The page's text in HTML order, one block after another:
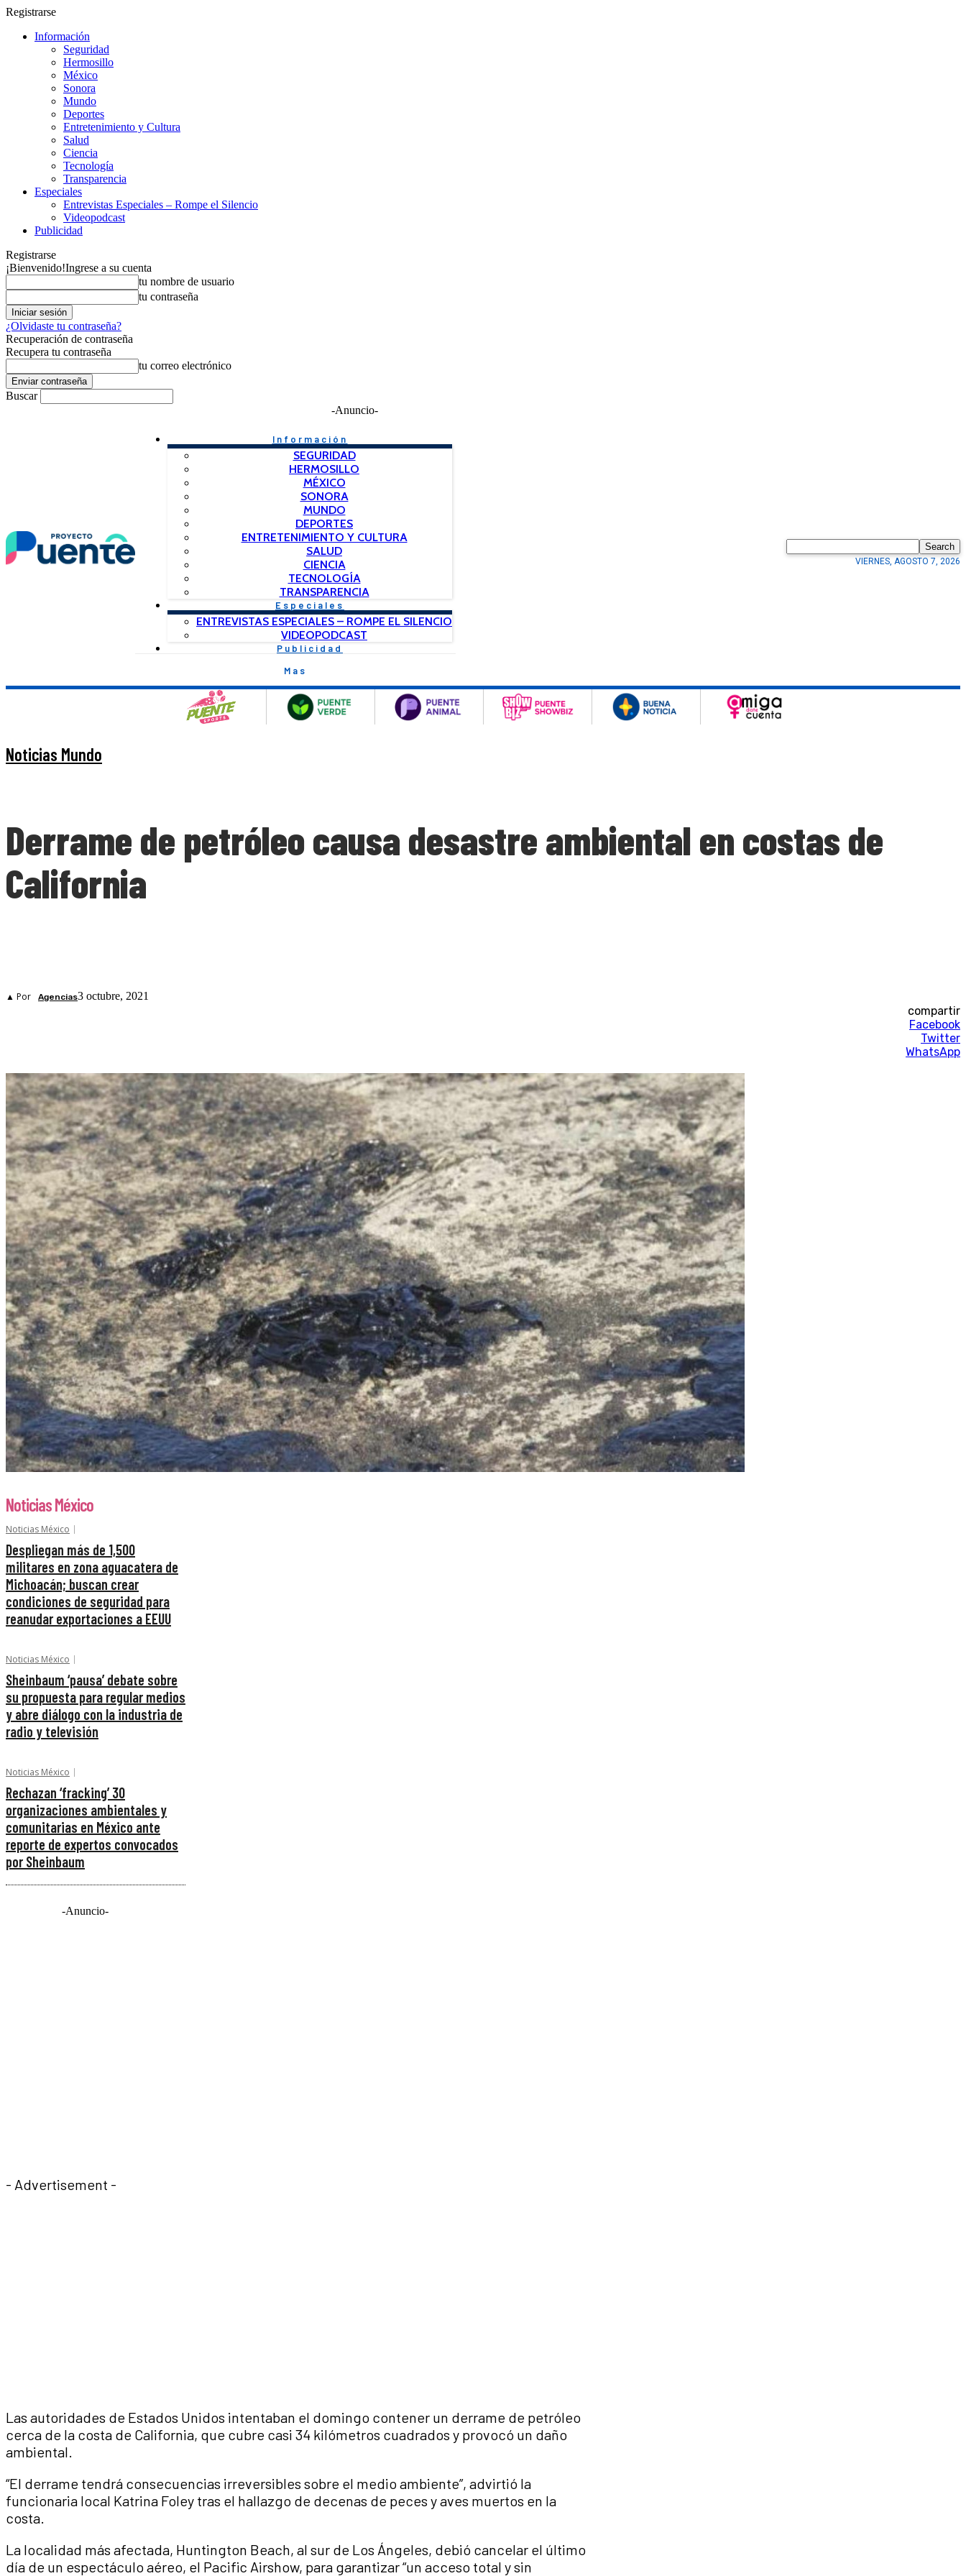
Registrarse
Información
Seguridad
Hermosillo
México
Sonora
Mundo
Deportes
Entretenimiento y Cultura
Salud
Ciencia
Tecnología
Transparencia
Especiales
Entrevistas Especiales – Rompe el Silencio
Videopodcast
Publicidad
Registrarse
¡Bienvenido!Ingrese a su cuenta
tu nombre de usuario
tu contraseña
¿Olvidaste tu contraseña?
Recuperación de contraseña
Recupera tu contraseña
tu correo electrónico
Buscar
-Anuncio-
Información
SEGURIDAD
HERMOSILLO
MÉXICO
SONORA
MUNDO
DEPORTES
ENTRETENIMIENTO Y CULTURA
SALUD
CIENCIA
TECNOLOGÍA
TRANSPARENCIA
Especiales
ENTREVISTAS ESPECIALES – ROMPE EL SILENCIO
VIDEOPODCAST
Publicidad
Mas
Search
VIERNES, AGOSTO 7, 2026
Noticias Mundo
Derrame de petróleo causa desastre ambiental en costas de
California
▲ Por Agencias3 octubre, 2021
compartir
Facebook
Twitter
WhatsApp
Noticias México
Noticias México
Despliegan más de 1,500
militares en zona aguacatera de
Michoacán; buscan crear
condiciones de seguridad para
reanudar exportaciones a EEUU
Noticias México
Sheinbaum ‘pausa’ debate sobre
su propuesta para regular medios
y abre diálogo con la industria de
radio y televisión
Noticias México
Rechazan ‘fracking’ 30
organizaciones ambientales y
comunitarias en México ante
reporte de expertos convocados
por Sheinbaum
-Anuncio-
- Advertisement -
Las autoridades de Estados Unidos intentaban el domingo contener un derrame de petróleo
cerca de la costa de California, que cubre casi 34 kilómetros cuadrados y provocó un daño
ambiental.
“El derrame tendrá consecuencias irreversibles sobre el medio ambiente”, advirtió la
funcionaria local Katrina Foley tras el hallazgo de decenas de peces y aves muertos en la
costa.
La localidad más afectada, Huntington Beach, al sur de Los Ángeles, debió cancelar el último
día de un espectáculo aéreo, el Pacific Airshow, para garantizar “un acceso total y sin